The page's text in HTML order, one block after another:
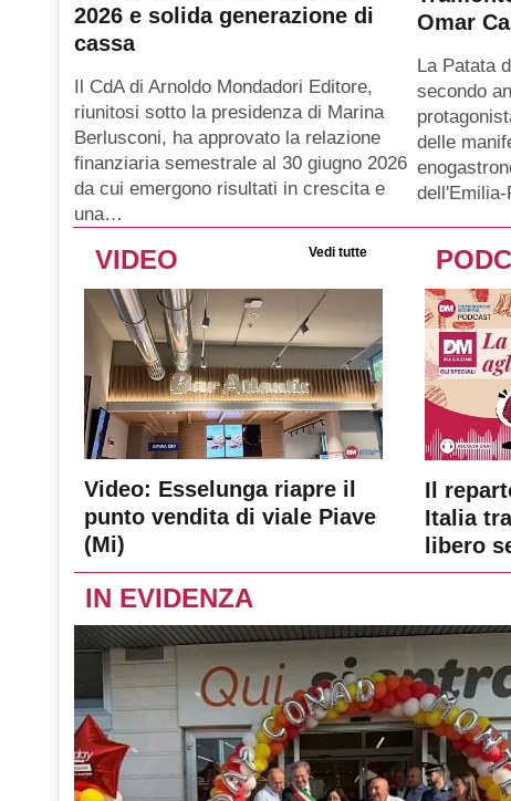
2026 e solida generazione di
cassa
Il CdA di Arnoldo Mondadori Editore,
riunitosi sotto la presidenza di Marina
Berlusconi, ha approvato la relazione
finanziaria semestrale al 30 giugno 2026
da cui emergono risultati in crescita e
una…
Omar
La Patata
secondo
delle
dell'Emilia-
VIDEO Vedi tutte
Video: Esselunga riapre il
punto vendita di viale Piave
(Mi)
Il
Italia
libero
IN EVIDENZA